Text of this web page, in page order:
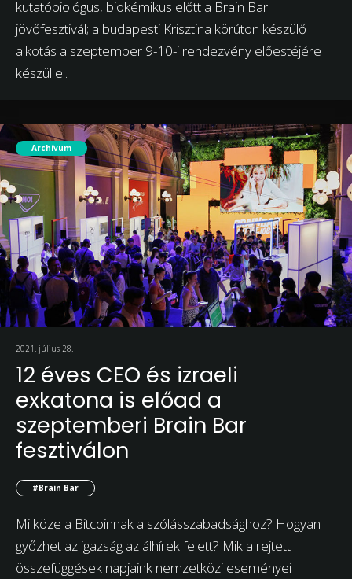
kutatóbiológus, biokémikus előtt a Brain Bar
jövőfesztivál; a budapesti Krisztina körúton készülő
alkotás a szeptember 9-10-i rendezvény előestéjére
készül el.
Archívum
2021. július 28.
12 éves CEO és izraeli
exkatona is előad a
szeptemberi Brain Bar
fesztiválon
#Brain Bar
Mi köze a Bitcoinnak a szólásszabadsághoz? Hogyan
győzhet az igazság az álhírek felett? Mik a rejtett
összefüggések napjaink nemzetközi eseményei